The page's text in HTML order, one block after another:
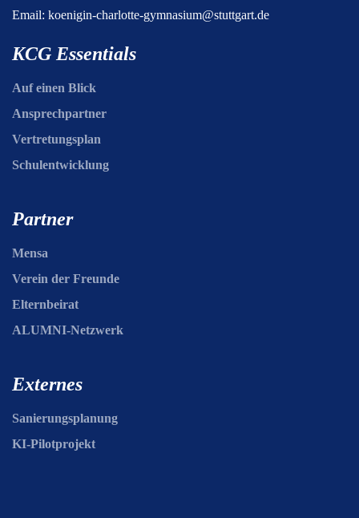
Email: koenigin-charlotte-gymnasium@stuttgart.de
KCG Essentials
Auf einen Blick
Ansprechpartner
Vertretungsplan
Schulentwicklung
Partner
Mensa
Verein der Freunde
Elternbeirat
ALUMNI-Netzwerk
Externes
Sanierungsplanung
KI-Pilotprojekt